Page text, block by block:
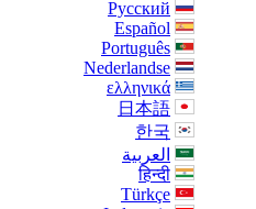
Русский
Español
Português
Nederlandse
ελληνικά
日本語
한국
العربية
हिन्दी
Türkçe